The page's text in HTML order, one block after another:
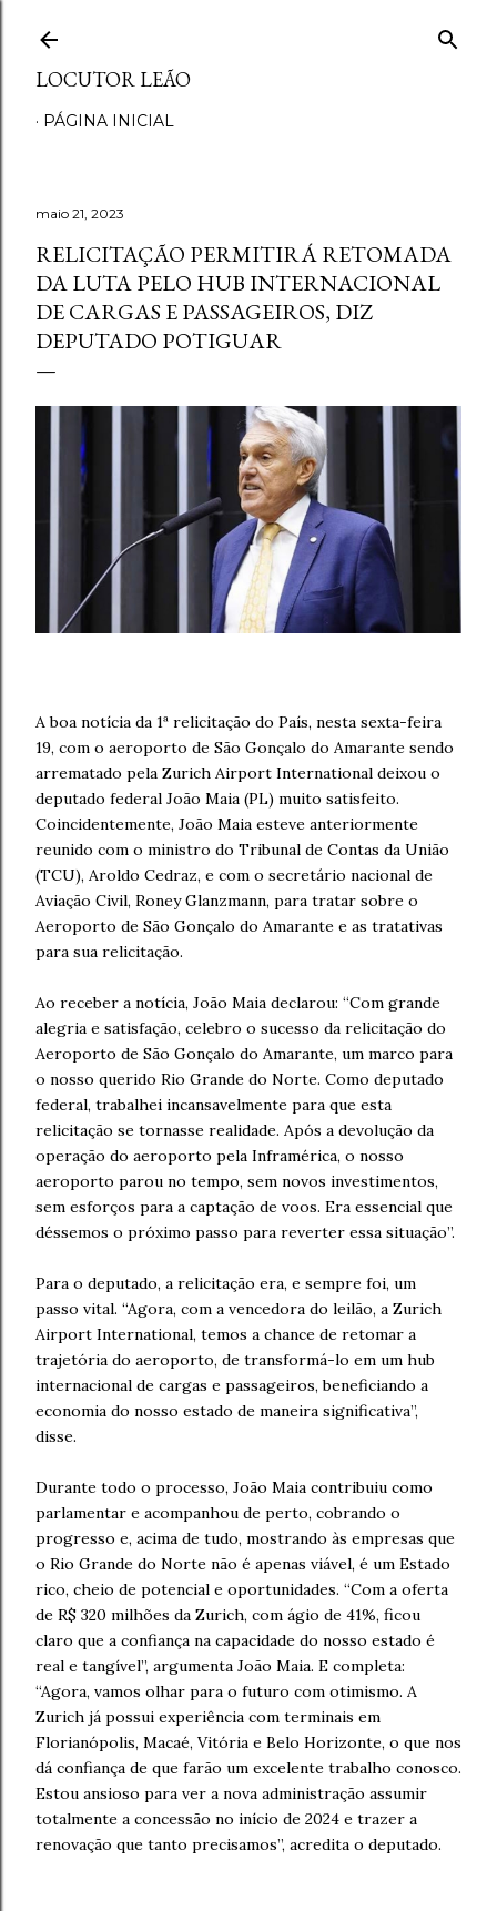
LOCUTOR LEÃO
PÁGINA INICIAL
maio 21, 2023
RELICITAÇÃO PERMITIRÁ RETOMADA
DA LUTA PELO HUB INTERNACIONAL
DE CARGAS E PASSAGEIROS, DIZ
DEPUTADO POTIGUAR
A boa notícia da 1ª relicitação do País, nesta sexta-feira
19, com o aeroporto de São Gonçalo do Amarante sendo
arrematado pela Zurich Airport International deixou o
deputado federal João Maia (PL) muito satisfeito.
Coincidentemente, João Maia esteve anteriormente
reunido com o ministro do Tribunal de Contas da União
(TCU), Aroldo Cedraz, e com o secretário nacional de
Aviação Civil, Roney Glanzmann, para tratar sobre o
Aeroporto de São Gonçalo do Amarante e as tratativas
para sua relicitação.
Ao receber a notícia, João Maia declarou: “Com grande
alegria e satisfação, celebro o sucesso da relicitação do
Aeroporto de São Gonçalo do Amarante, um marco para
o nosso querido Rio Grande do Norte. Como deputado
federal, trabalhei incansavelmente para que esta
relicitação se tornasse realidade. Após a devolução da
operação do aeroporto pela Inframérica, o nosso
aeroporto parou no tempo, sem novos investimentos,
sem esforços para a captação de voos. Era essencial que
déssemos o próximo passo para reverter essa situação”.
Para o deputado, a relicitação era, e sempre foi, um
passo vital. “Agora, com a vencedora do leilão, a Zurich
Airport International, temos a chance de retomar a
trajetória do aeroporto, de transformá-lo em um hub
internacional de cargas e passageiros, beneficiando a
economia do nosso estado de maneira significativa”,
disse.
Durante todo o processo, João Maia contribuiu como
parlamentar e acompanhou de perto, cobrando o
progresso e, acima de tudo, mostrando às empresas que
o Rio Grande do Norte não é apenas viável, é um Estado
rico, cheio de potencial e oportunidades. “Com a oferta
de R$ 320 milhões da Zurich, com ágio de 41%, ficou
claro que a confiança na capacidade do nosso estado é
real e tangível”, argumenta João Maia. E completa:
“Agora, vamos olhar para o futuro com otimismo. A
Zurich já possui experiência com terminais em
Florianópolis, Macaé, Vitória e Belo Horizonte, o que nos
dá confiança de que farão um excelente trabalho conosco.
Estou ansioso para ver a nova administração assumir
totalmente a concessão no início de 2024 e trazer a
renovação que tanto precisamos”, acredita o deputado.